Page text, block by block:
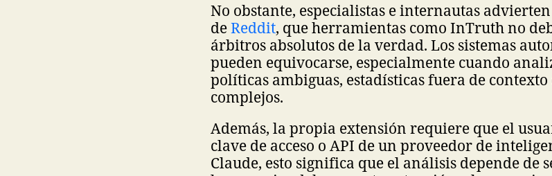
No obstante, especialistas e internautas
deReddit, que herramientas como InTruth no
árbitros absolutos de la verdad. Los sistemas
pueden equivocarse, especialmente cuando
políticas ambiguas, estadísticas fuera de
complejos.
Además, la propia extensión requiere que el
clave de acceso o API de un proveedor de
Claude, esto significa que el análisis depende de